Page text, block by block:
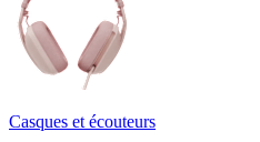
Casques et écouteurs